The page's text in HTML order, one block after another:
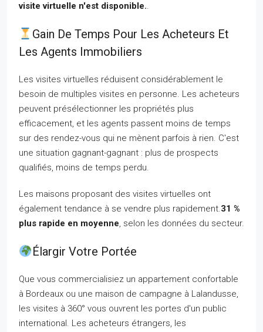
visite virtuelle n'est disponible..
Gain De Temps Pour Les Acheteurs Et
Les Agents Immobiliers
Les visites virtuelles réduisent considérablement le
besoin de multiples visites en personne. Les acheteurs
peuvent présélectionner les propriétés plus
efficacement, et les agents passent moins de temps
sur des rendez-vous qui ne mènent parfois à rien. C'est
une situation gagnant-gagnant : plus de prospects
qualifiés, moins de temps perdu.
Les maisons proposant des visites virtuelles ont
également tendance à se vendre plus rapidement.31 %
plus rapide en moyenne, selon les données du secteur.
Élargir Votre Portée
Que vous commercialisiez un appartement confortable
à Bordeaux ou une maison de campagne à Lalandusse,
les visites à 360° vous ouvrent les portes d'un public
international. Les acheteurs étrangers, les